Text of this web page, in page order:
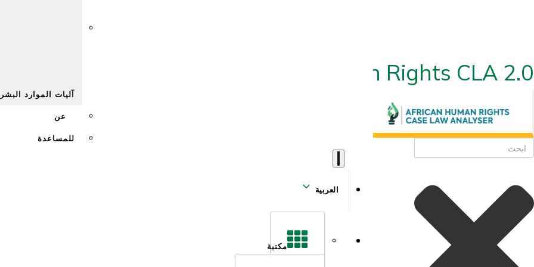
African Human Rights CLA 2.0
آليات الموارد
عن
للمساعدة
العربية
مكتبة